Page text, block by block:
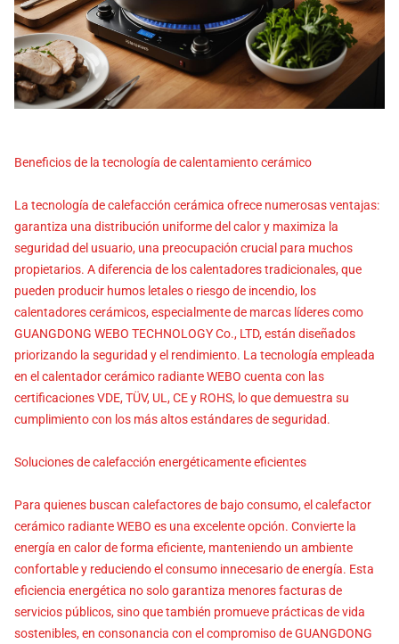
Beneficios de la tecnología de calentamiento cerámico
La tecnología de calefacción cerámica ofrece numerosas ventajas:
garantiza una distribución uniforme del calor y maximiza la
seguridad del usuario, una preocupación crucial para muchos
propietarios. A diferencia de los calentadores tradicionales, que
pueden producir humos letales o riesgo de incendio, los
calentadores cerámicos, especialmente de marcas líderes como
GUANGDONG WEBO TECHNOLOGY Co., LTD, están diseñados
priorizando la seguridad y el rendimiento. La tecnología empleada
en el calentador cerámico radiante WEBO cuenta con las
certificaciones VDE, TÜV, UL, CE y ROHS, lo que demuestra su
cumplimiento con los más altos estándares de seguridad.
Soluciones de calefacción energéticamente eficientes
Para quienes buscan calefactores de bajo consumo, el calefactor
cerámico radiante WEBO es una excelente opción. Convierte la
energía en calor de forma eficiente, manteniendo un ambiente
confortable y reduciendo el consumo innecesario de energía. Esta
eficiencia energética no solo garantiza menores facturas de
servicios públicos, sino que también promueve prácticas de vida
sostenibles, en consonancia con el compromiso de GUANGDONG